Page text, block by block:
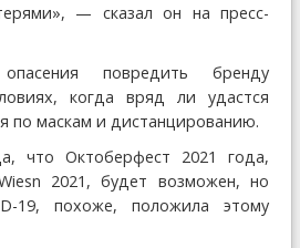
— сказал он на пресс-
повредить бренду
когда вряд ли удастся
по маскам и дистанцированию.
что Октоберфест 2021 года,
2021, будет возможен, но
19, похоже, положила этому